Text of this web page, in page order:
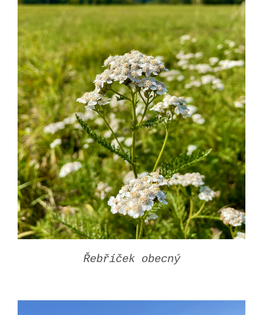
Řebříček obecný